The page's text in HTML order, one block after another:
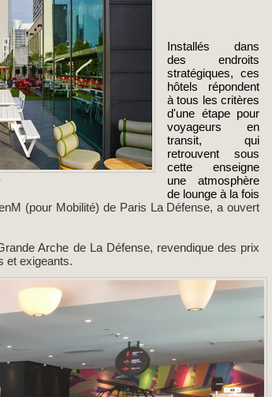
Installés dans
des endroits
stratégiques, ces
hôtels répondent
à tous les critères
d'une étape pour
voyageurs en
transit, qui
retrouvent sous
cette enseigne
une atmosphère
de lounge à la fois
(pour Mobilité) de Paris La Défense, a ouvert
Arche de La Défense, revendique des prix
et exigeants.